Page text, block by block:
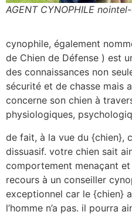
AGENT CYNOPHILE
cynophile, également
de Chien de Défense ) est
des connaissances non
sécurité et de chasse mais
concerne son chien à
physiologiques,
de fait, à la vue du {chien},
dissuasif. votre chien sait
comportement menaçant
recours à un conseiller
exceptionnel car le {chien}
l’homme n’a pas. il pourra